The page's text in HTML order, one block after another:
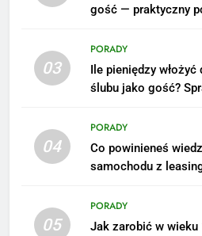
gość — praktyczny
03
PORADY
Ile pieniędzy
ślubu jako gość?
04
PORADY
Co powinieneś
samochodu z
05
PORADY
Jak zarobić w wieku
ZAROBKI
Akcje